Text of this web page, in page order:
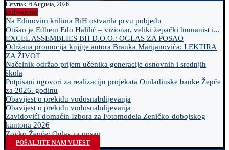
Četvrtak, 6 Augusta, 2026
Izdvojeno
Na Edinovim krilima BiH ostvarila prvu pobjedu
Otišao je Edhem Edo Halilić – vizionar, veliki žepački humanist i...
EXCEL ASSEMBLIES BH D.O.O.: OGLAS ZA POSAO
Održana promocija knjige autora Branka Marijanovića: LEKTIRA
ZA ŽIVOT
Načelnik održao prijem učenika generacije osnovnih i srednjih
škola
Potpisani ugovori za realizaciju projekata Omladinske banke Žepče
za 2026. godinu
Obavijest o prekidu vodosnabdijevanja
Obavijest o prekidu vodosnabdijevanja
Zavidovići domaćin Izbora za Fotomodela Zeničko-dobojskog
kantona 2026
Zovko Žepče: Oglas za posao
POŠALJITE NAM VIJEST